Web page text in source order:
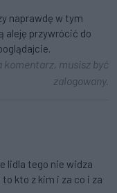
naprawdę w tym
aleję przywrócić do
komentarz, musisz być
zalogowany.
lidla tego nie widza
kto z kim i za co i za